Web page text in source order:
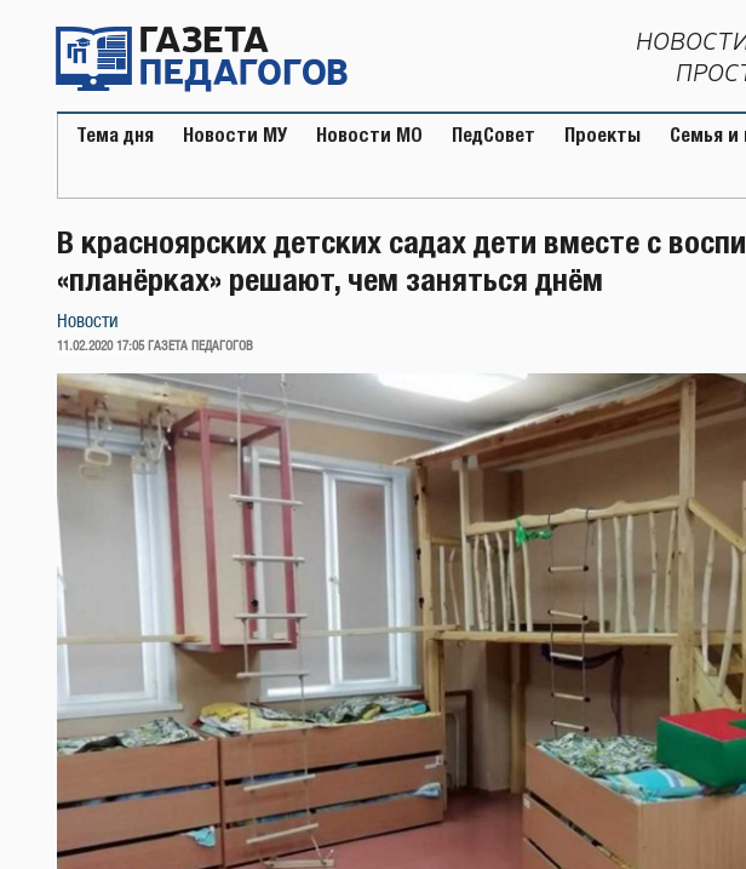
содержимому
Тема дня Новости МУ Новости МО ПедСовет Проекты Семья и
В красноярских детских садах дети вместе с
«планёрках» решают, чем заняться днём
Новости
ОПУБЛИКОВАНО
11.02.2020 17:05 ГАЗЕТА ПЕДАГОГОВ